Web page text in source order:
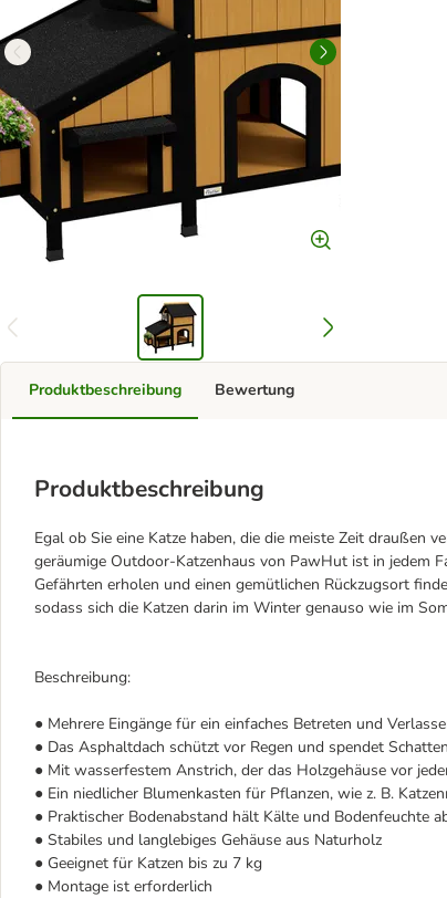
Produktbeschreibung
Produktbeschreibung
Egal ob Sie eine Katze haben, die die meiste Zeit draußen
geräumige Outdoor-Katzenhaus von PawHut ist in jedem
Gefährten erholen und einen gemütlichen Rückzugsort
sodass sich die Katzen darin im Winter genauso wie im
Beschreibung:
● Mehrere Eingänge für ein einfaches Betreten und
● Das Asphaltdach schützt vor Regen und spendet Schatten
● Mit wasserfestem Anstrich, der das Holzgehäuse vor
● Ein niedlicher Blumenkasten für Pflanzen, wie z. B.
● Praktischer Bodenabstand hält Kälte und Bodenfeuchte
● Stabiles und langlebiges Gehäuse aus Naturholz
● Geeignet für Katzen bis zu 7 kg
● Montage ist erforderlich
Bewertung